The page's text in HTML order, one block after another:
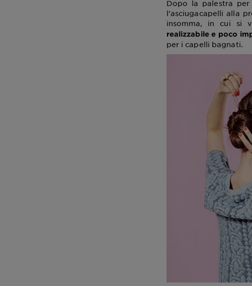
Dopo la palestra
l'asciugacapelli alla
insomma, in cui si
realizzabile e poco
per i capelli bagnati.